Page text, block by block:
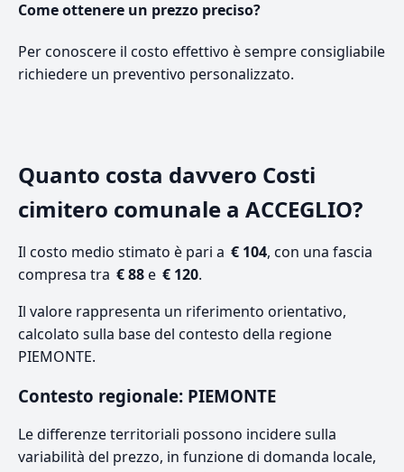
Come ottenere un prezzo preciso?
Per conoscere il costo effettivo è sempre consigliabile
richiedere un preventivo personalizzato.
Quanto costa davvero Costi
cimitero comunale a ACCEGLIO?
Il costo medio stimato è pari a € 104, con una fascia
compresa tra € 88e € 120.
Il valore rappresenta un riferimento orientativo,
calcolato sulla base del contesto della regione
PIEMONTE.
Contesto regionale: PIEMONTE
Le differenze territoriali possono incidere sulla
variabilità del prezzo, in funzione di domanda locale,